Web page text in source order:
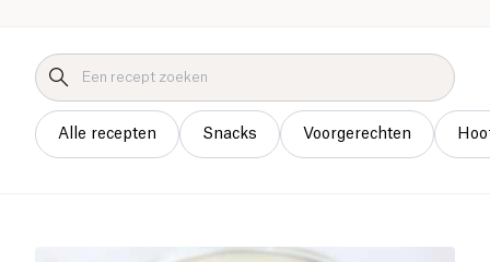
Alle recepten Snacks Voorgerechten